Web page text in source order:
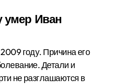
умер Иван
году. Причина его
Детали и
не разглашаются в